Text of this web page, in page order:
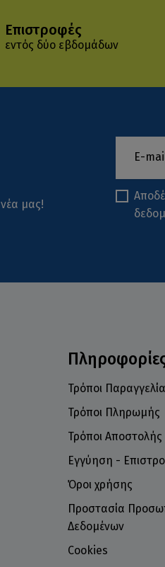
Επιστροφές
εντός δύο εβδομάδων
μας!
Τρόποι
Τρόποι Πληρωμής
Τρόποι Αποστολής
Εγγύηση -
Όροι χρήσης
Προστασία
Δεδομένων
Cookies